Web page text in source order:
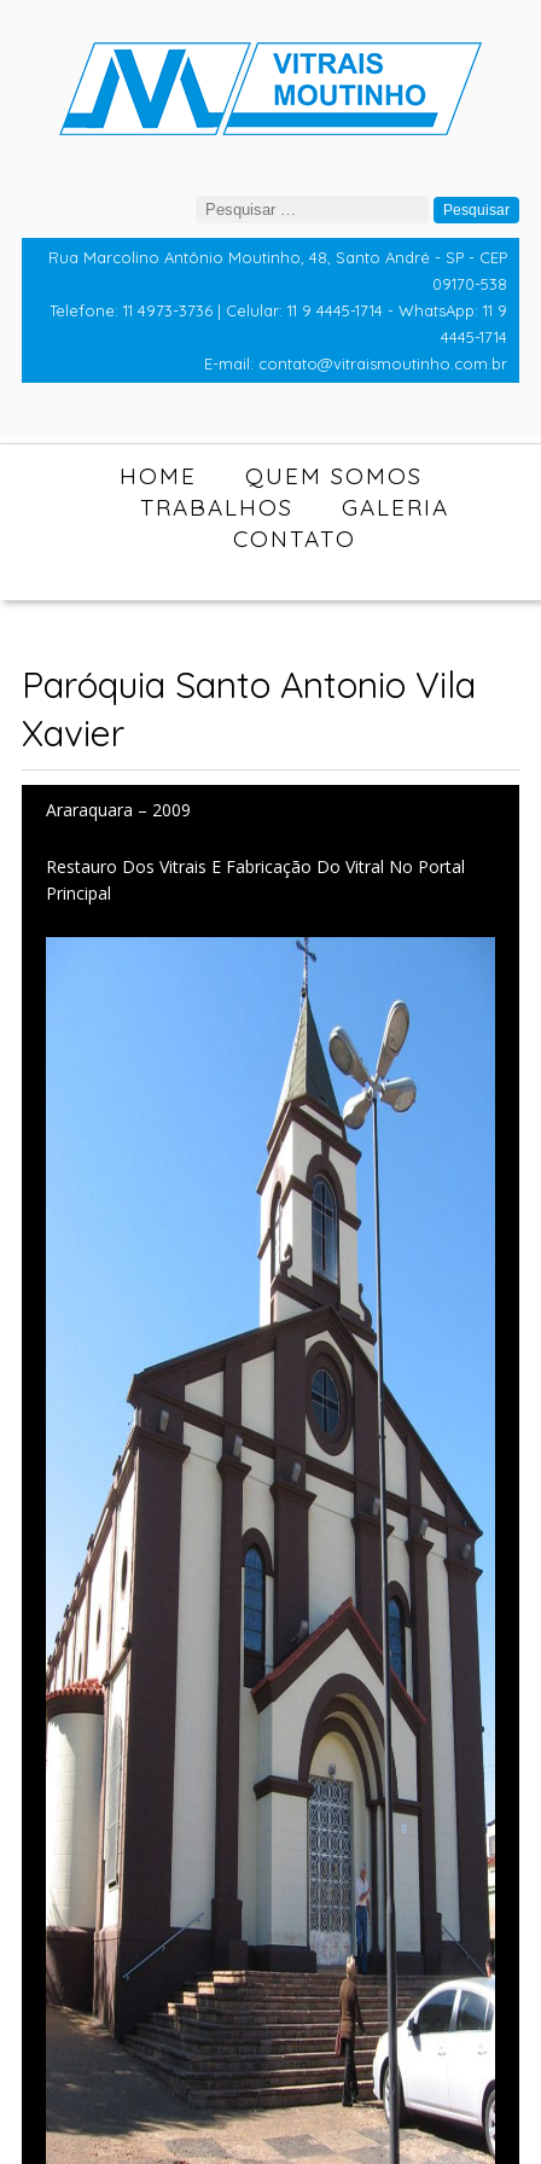
Pesquisar
por:
Rua Marcolino Antônio Moutinho, 48, Santo André - SP - CEP
09170-538
Telefone: 11 4973-3736 | Celular: 11 9 4445-1714 - WhatsApp: 11 9
4445-1714
E-mail: contato@vitraismoutinho.com.br
HOME
QUEM SOMOS
TRABALHOS
GALERIA
CONTATO
Paróquia Santo Antonio Vila
Xavier
Araraquara – 2009
Restauro Dos Vitrais E Fabricação Do Vitral No Portal
Principal